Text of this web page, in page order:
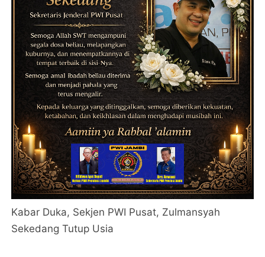
Kabar Duka, Sekjen PWI Pusat, Zulmansyah
Sekedang Tutup Usia